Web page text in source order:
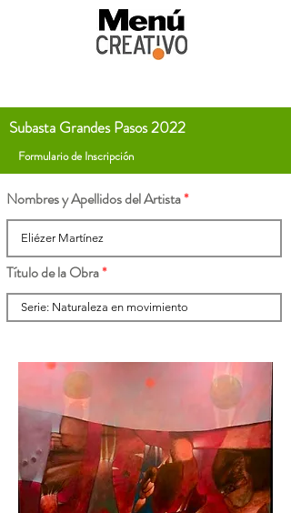
Subasta Grandes Pasos 2022
Formulario de Inscripción
Nombres y Apellidos del Artista
Título de la Obra